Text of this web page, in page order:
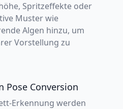
Spritzeffekte oder
Muster wie
Algen hinzu, um
Vorstellung zu
Pose Conversion
Erkennung werden